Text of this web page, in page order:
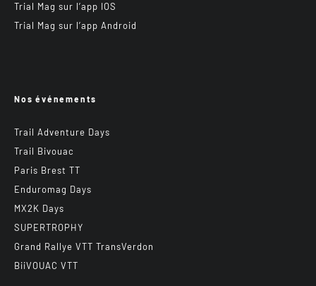
Trial Mag sur l’app IOS
Trial Mag sur l’app Android
Nos événements
Trail Adventure Days
Trail Bivouac
Paris Brest TT
Enduromag Days
MX2K Days
SUPERTROPHY
Grand Rallye VTT TransVerdon
BiiVOUAC VTT